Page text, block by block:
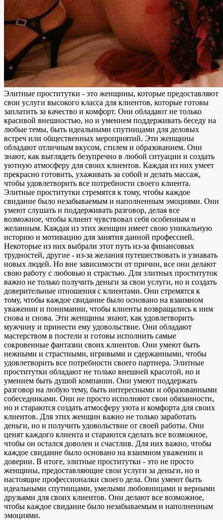
Элитные проститутки - это женщины, которые предоставляют
свои услуги высокого класса для клиентов, которые готовы
заплатить за качество и комфорт. Они обладают не только
красивой внешностью, но и умением поддерживать беседу на
любые темы, быть идеальными спутницами для деловых
встреч или общественных мероприятий. Эти женщины
обладают отличным вкусом, стилем и образованием. Они
знают, как выглядеть безупречно в любой ситуации и создать
уютную атмосферу для своих клиентов. Каждая из них умеет
прекрасно готовить, ухаживать за собой и делать массаж,
чтобы удовлетворить все потребности своего клиента.
Элитные проститутки стремятся к тому, чтобы каждое
свидание было незабываемым и наполненным эмоциями. Они
умеют слушать и поддерживать разговор, делая все
возможное, чтобы клиент чувствовал себя особенным и
желанным. Каждая из этих женщин имеет свою уникальную
историю и мотивацию для занятия данной профессией.
Некоторые из них выбрали этот путь из-за финансовых
трудностей, другие - из-за желания путешествовать и узнавать
новых людей. Но вне зависимости от причин, все они делают
свою работу с любовью и страстью. Для элитных проституток
важно не только получить деньги за свои услуги, но и создать
доверительные отношения с клиентами. Они стремятся к
тому, чтобы каждое свидание было основано на взаимном
уважении и понимании, чтобы клиенты возвращались к ним
снова и снова. Эти женщины знают, как удовлетворить
мужчину и принести ему удовольствие. Они обладают
мастерством в постели и готовы исполнить самые
сокровенные фантазии своих клиентов. Они умеют быть
нежными и страстными, игривыми и сдержанными, чтобы
удовлетворить все потребности своего партнера. Элитные
проститутки обладают не только внешней красотой, но и
умением быть душой компании. Они умеют поддержать
разговор на любую тему, быть интересными и образованными
собеседниками. Они не просто исполняют свои обязанности,
но и стараются создать атмосферу уюта и комфорта для своих
клиентов. Для этих женщин важно не только заработать
деньги, но и получить удовольствие от своей работы. Они
ценят каждого клиента и стараются сделать все возможное,
чтобы он остался доволен и счастлив. Для них важно, чтобы
каждое свидание было основано на взаимном уважении и
доверии. В итоге, элитные проститутки - это не просто
женщины, предоставляющие свои услуги за деньги, но и
настоящие профессионалки своего дела. Они умеют быть
идеальными спутницами, умелыми любовницами и верными
друзьями для своих клиентов. Они делают все возможное,
чтобы каждое свидание было незабываемым и наполненным
эмоциями.